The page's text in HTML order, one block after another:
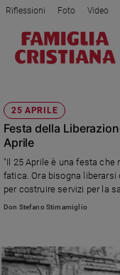
Attualità
Politica
Mondo
Economia
Legalità
e
Papa
Riflessioni Foto Video
Privacy Policy Chi siamo
Registrati Redazione
25 APRILE
Festa della
Aprile
"Il 25 Aprile è una festa
fatica. Ora bisogna liberarsi dalle armi, strumenti di distruzione e di morte,
Don Stefano Stimamiglio